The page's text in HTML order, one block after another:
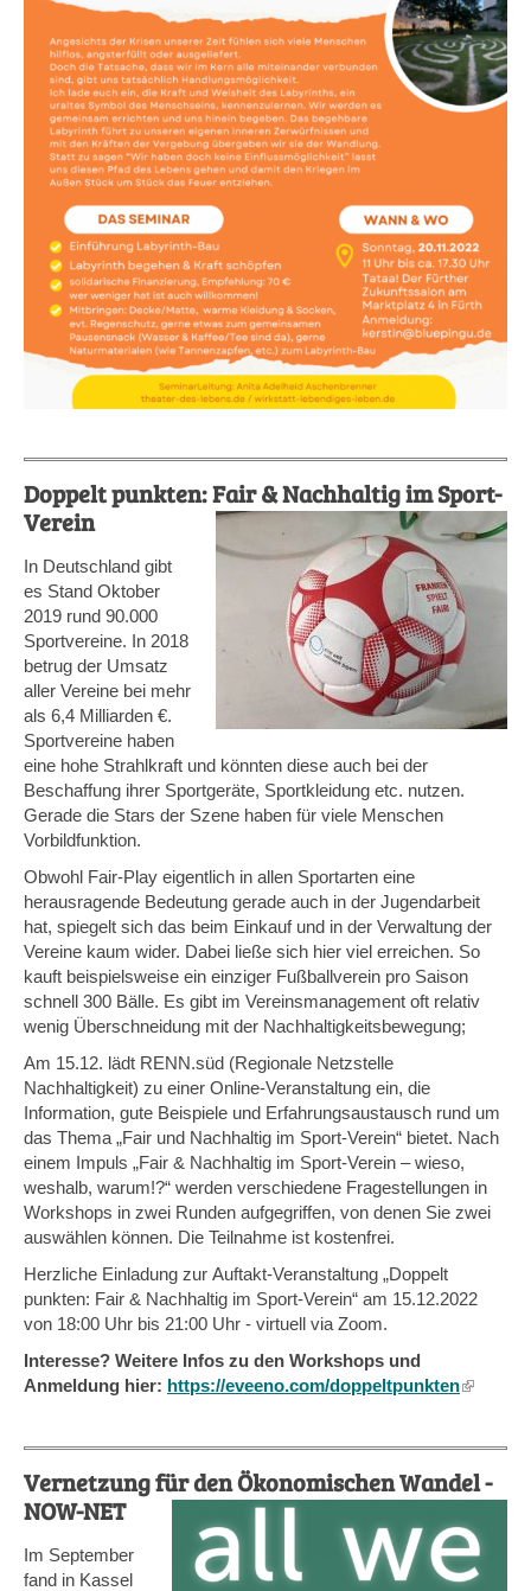
Doppelt punkten: Fair & Nachhaltig im Sport-
Verein
In Deutschland gibt
es Stand Oktober
2019 rund 90.000
Sportvereine. In 2018
betrug der Umsatz
aller Vereine bei mehr
als 6,4 Milliarden €.
Sportvereine haben
eine hohe Strahlkraft und könnten diese auch bei der
Beschaffung ihrer Sportgeräte, Sportkleidung etc. nutzen.
Gerade die Stars der Szene haben für viele Menschen
Vorbildfunktion.
Obwohl Fair-Play eigentlich in allen Sportarten eine
herausragende Bedeutung gerade auch in der Jugendarbeit
hat, spiegelt sich das beim Einkauf und in der Verwaltung der
Vereine kaum wider. Dabei ließe sich hier viel erreichen. So
kauft beispielsweise ein einziger Fußballverein pro Saison
schnell 300 Bälle. Es gibt im Vereinsmanagement oft relativ
wenig Überschneidung mit der Nachhaltigkeitsbewegung;
Am 15.12. lädt RENN.süd (Regionale Netzstelle
Nachhaltigkeit) zu einer Online-Veranstaltung ein, die
Information, gute Beispiele und Erfahrungsaustausch rund um
das Thema „Fair und Nachhaltig im Sport-Verein“ bietet. Nach
einem Impuls „Fair & Nachhaltig im Sport-Verein – wieso,
weshalb, warum!?“ werden verschiedene Fragestellungen in
Workshops in zwei Runden aufgegriffen, von denen Sie zwei
auswählen können. Die Teilnahme ist kostenfrei.
Herzliche Einladung zur Auftakt-Veranstaltung „Doppelt
punkten: Fair & Nachhaltig im Sport-Verein“ am 15.12.2022
von 18:00 Uhr bis 21:00 Uhr - virtuell via Zoom.
Interesse? Weitere Infos zu den Workshops und
Anmeldung hier: https://eveeno.com/doppeltpunkten(link
Vernetzung für den Ökonomischen Wandel -
NOW-NET
Im September
fand in Kassel